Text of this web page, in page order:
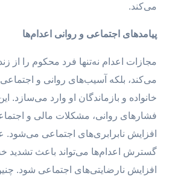
می‌کند.
پیامدهای اجتماعی و روانی اعدام‌ها
مجازات اعدام نه‌تنها فرد محکوم را از
می‌کند، بلکه آسیب‌های روانی و
خانواده و بازماندگان او وارد می‌سازد.
فشارهای روانی، مشکلات مالی و
افزایش نابرابری‌های اجتماعی می‌شود.
گسترش اعدام‌ها می‌تواند باعث
افزایش نارضایتی‌های اجتماعی شود.